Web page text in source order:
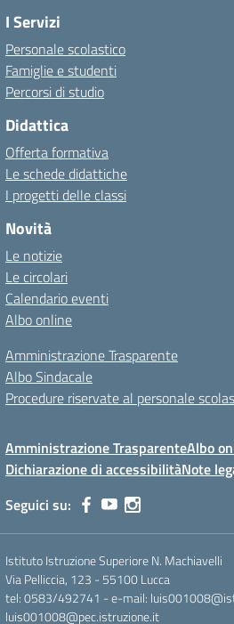
I Servizi
Personale scolastico
Famiglie e studenti
Percorsi di studio
Didattica
Offerta formativa
Le schede didattiche
I progetti delle classi
Novità
Le notizie
Le circolari
Calendario eventi
Albo online
Amministrazione Trasparente
Albo Sindacale
Procedure riservate al personale
Amministrazione TrasparenteAlbo
Dichiarazione di accessibilitàNote
Seguici su:
Istituto Istruzione Superiore N. Machiavelli
Via Pelliccia, 123 - 55100 Lucca
tel: 0583/492741 - e-mail:
luis001008@pec.istruzione.it